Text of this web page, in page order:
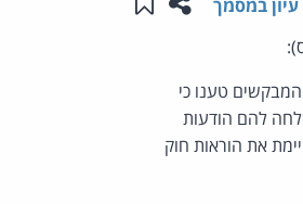
עיון במסמך
טענו כי
(בזק ושידורים), התשמ"ב-1982, לאחר ששלחה להם הודעות
את הוראות חוק